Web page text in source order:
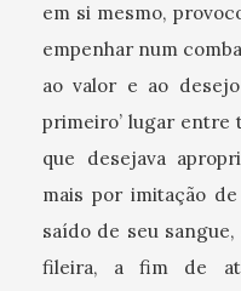
em si mesmo,
empenhar num
ao valor e ao
primeiro’ lugar entre
que desejava
mais por imitação
saído de seu
fileira, a fim de